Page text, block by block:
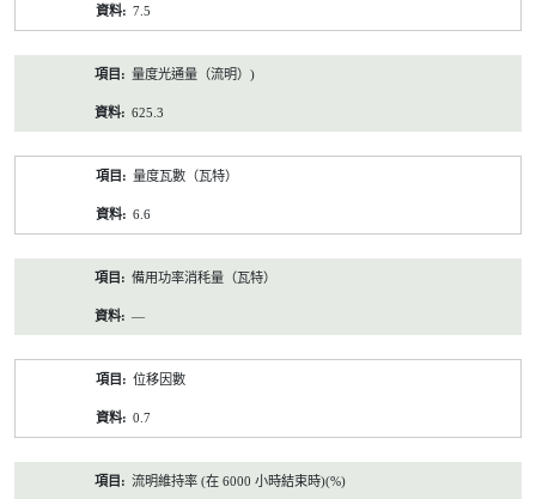
7.5
量度光通量（流明）)
625.3
量度瓦數（瓦特）
6.6
備用功率消秏量（瓦特）
—
位移因數
0.7
流明維持率 (在 6000 小時結束時)(%)